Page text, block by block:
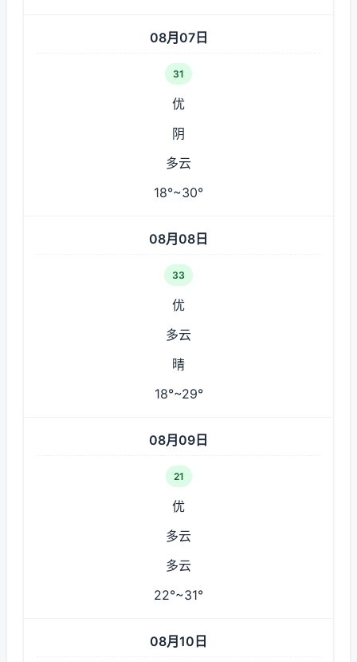
08月07日
31
优
阴
多云
18°~30°
08月08日
33
优
多云
晴
18°~29°
08月09日
21
优
多云
多云
22°~31°
08月10日